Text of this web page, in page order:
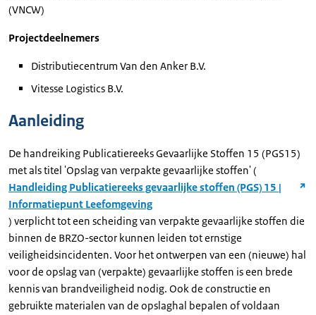
(VNCW)
Projectdeelnemers
Distributiecentrum Van den Anker B.V.
Vitesse Logistics B.V.
Aanleiding
De handreiking Publicatiereeks Gevaarlijke Stoffen 15 (PGS15)
met als titel 'Opslag van verpakte gevaarlijke stoffen' (
Handleiding Publicatiereeks gevaarlijke stoffen (PGS) 15 |
Informatiepunt Leefomgeving
) verplicht tot een scheiding van verpakte gevaarlijke stoffen die
binnen de BRZO-sector kunnen leiden tot ernstige
veiligheidsincidenten. Voor het ontwerpen van een (nieuwe) hal
voor de opslag van (verpakte) gevaarlijke stoffen is een brede
kennis van brandveiligheid nodig. Ook de constructie en
gebruikte materialen van de opslaghal bepalen of voldaan